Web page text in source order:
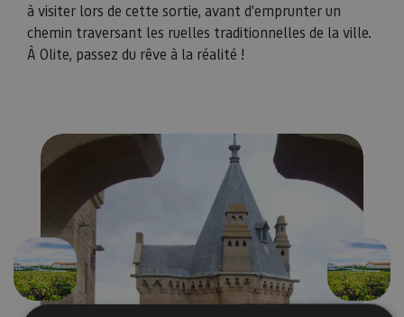
à visiter lors de cette sortie, avant d'emprunter un
chemin traversant les ruelles traditionnelles de la ville.
À Olite, passez du rêve à la réalité !
Précédent Suivant